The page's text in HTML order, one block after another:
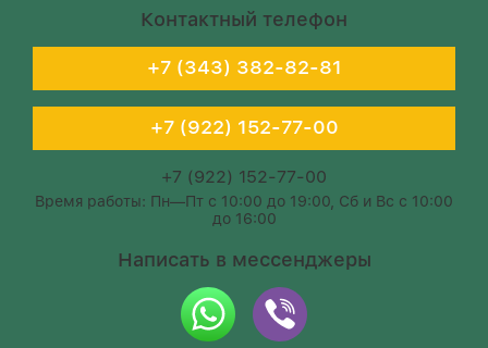
Контактный телефон
+7 (343) 382-82-81
+7 (922) 152-77-00
+7 (922) 152-77-00
Время работы: Пн—Пт с 10:00 до 19:00, Сб и Вс с 10:00
до 16:00
Написать в мессенджеры